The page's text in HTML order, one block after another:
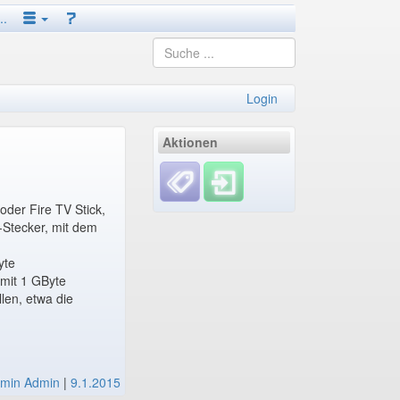
Login
Fire TV Stick,
mit dem
1 GByte
etwa die
Admin | 9.1.2015
Aktionen